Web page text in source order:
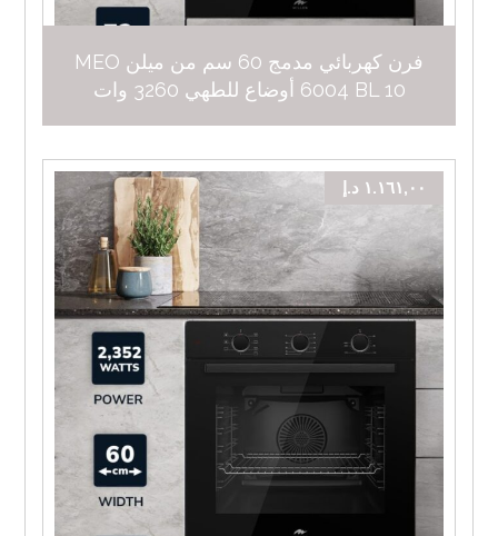
فرن كهربائي مدمج 60 سم من ميلن MEO
6004 BL 10 أوضاع للطهي 3260 وات
١.١٦١,٠٠ د.إ